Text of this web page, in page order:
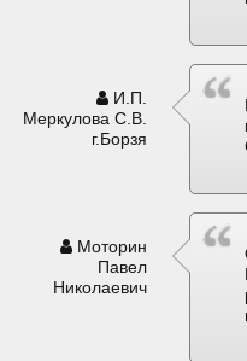
И.П.
Меркулова С.В.
г.Борзя
Моторин
Павел
Николаевич